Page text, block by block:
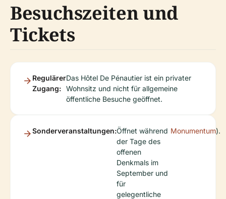
Besuchszeiten und
Tickets
Regulärer
Zugang:
Das Hôtel De Pénautier ist ein privater
Wohnsitz und nicht für allgemeine
öffentliche Besuche geöffnet.
Sonderveranstaltungen:Öffnet während
der Tage des
offenen
Denkmals im
September und
für
gelegentliche
Monumentum).